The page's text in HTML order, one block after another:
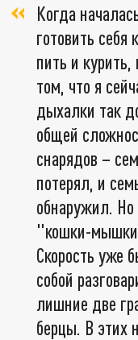
Когда
готовить
пить и
том, что я
дыхалки так
общей
снарядов –
потерял, и
обнаружил. Но
"кошки-
Скорость уже
собой
лишние две
берцы. В этих